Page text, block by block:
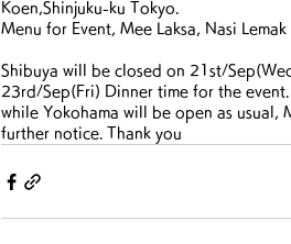
Koen,Shinjuku-ku Tokyo.
Menu for Event, Mee Laksa, Nasi
Shibuya will be closed on 21st/
23rd/Sep(Fri) Dinner time for the event.
while Yokohama will be open as usual,
further notice. Thank you